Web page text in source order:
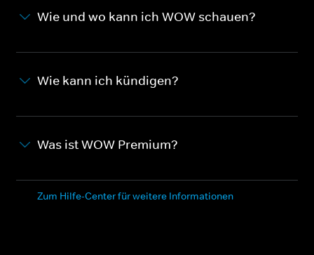
Wie und wo kann ich WOW schauen?
Wie kann ich kündigen?
Was ist WOW Premium?
Zum Hilfe-Center für weitere Informationen